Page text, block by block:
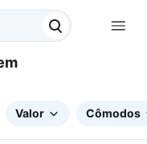
Valor Cômodos